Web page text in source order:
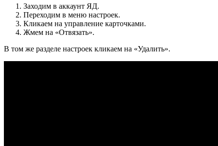
Заходим в аккаунт ЯД.
Переходим в меню настроек.
Кликаем на управление карточками.
Жмем на «Отвязать».
В том же разделе настроек кликаем на «Удалить».